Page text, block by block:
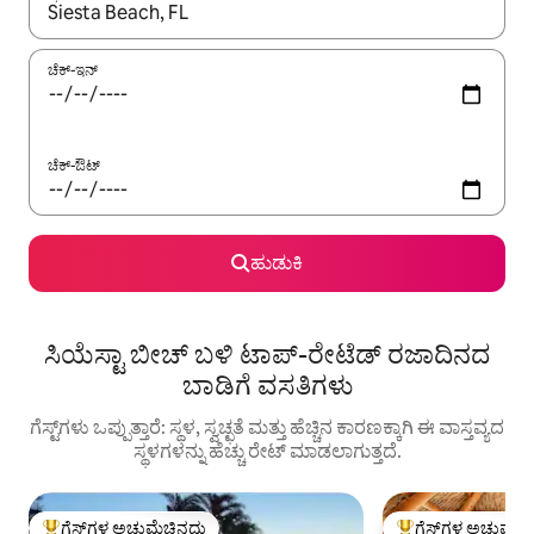
ಫಲಿತಾಂಶಗಳು ಲಭ್ಯವಿರುವಾಗ, ಅಪ್ ಮತ್ತು ಡೌನ್ ಬಾಣದ ಕೀಲಿಗಳೊಂದಿಗೆ
ಚೆಕ್-ಇನ್
ಚೆಕ್-ಔಟ್
ಹುಡುಕಿ
ಸಿಯೆಸ್ಟಾ ಬೀಚ್ ಬಳಿ ಟಾಪ್-ರೇಟೆಡ್ ರಜಾದಿನದ
ಬಾಡಿಗೆ ವಸತಿಗಳು
ಗೆಸ್ಟ್‌ಗಳು ಒಪ್ಪುತ್ತಾರೆ: ಸ್ಥಳ, ಸ್ವಚ್ಛತೆ ಮತ್ತು ಹೆಚ್ಚಿನ ಕಾರಣಕ್ಕಾಗಿ ಈ ವಾಸ್ತವ್ಯದ
ಸ್ಥಳಗಳನ್ನು ಹೆಚ್ಚು ರೇಟ್ ಮಾಡಲಾಗುತ್ತದೆ.
ಗೆಸ್ಟ್‌ಗಳ ಅಚ್ಚುಮೆಚ್ಚಿನದು ಗೆಸ್ಟ್‌ಗಳ